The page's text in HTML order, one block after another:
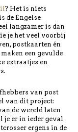
? Het is niets
de Engelse
langzamer is dan
je het veel voorbij
postkaarten én
een gevulde
extraatjes en
van post
van dit project:
de wereld laten
je er in ieder geval
ergens in de